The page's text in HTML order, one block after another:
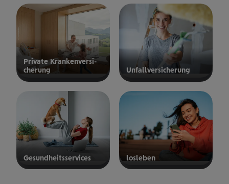
Private Kran­ken­­­ver­si­
che­rung
privaten
Unfall­ver­si­che­rung
Unfallversicherung
Gesund­heits­ser­vices los­le­ben